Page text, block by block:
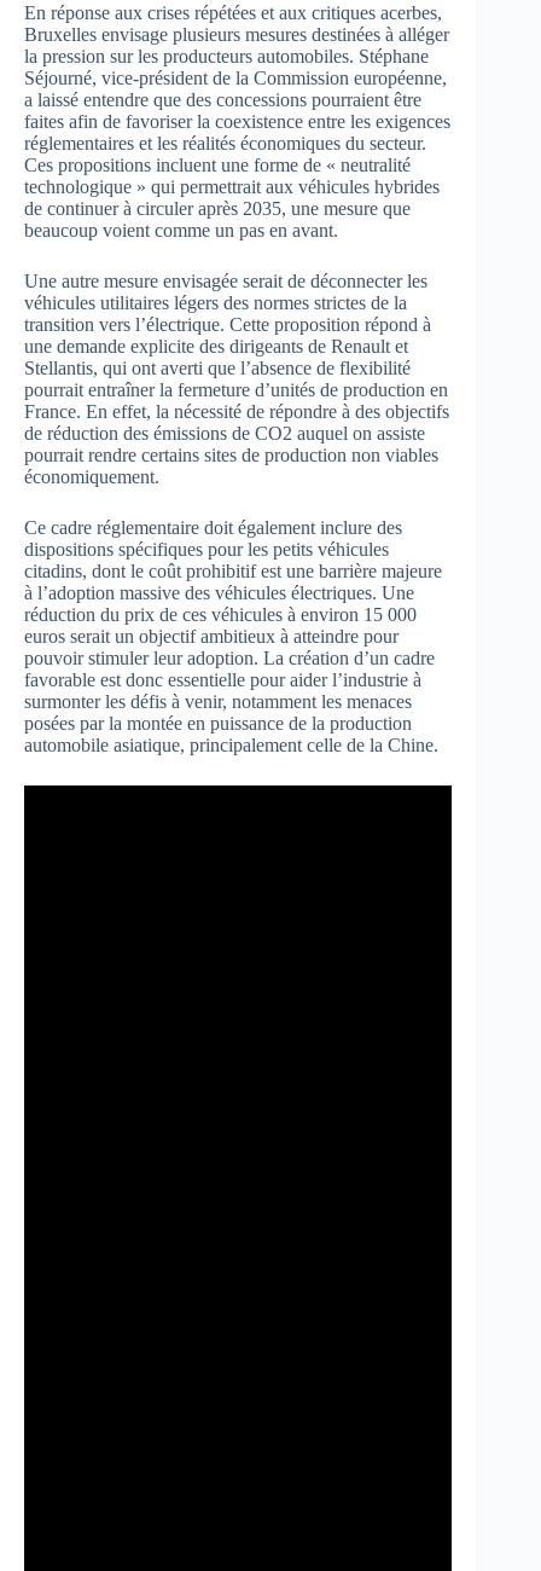
En réponse aux crises répétées et aux critiques acerbes,
Bruxelles envisage plusieurs mesures destinées à alléger
la pression sur les producteurs automobiles. Stéphane
Séjourné, vice-président de la Commission européenne,
a laissé entendre que des concessions pourraient être
faites afin de favoriser la coexistence entre les exigences
réglementaires et les réalités économiques du secteur.
Ces propositions incluent une forme de « neutralité
technologique » qui permettrait aux véhicules hybrides
de continuer à circuler après 2035, une mesure que
beaucoup voient comme un pas en avant.
Une autre mesure envisagée serait de déconnecter les
véhicules utilitaires légers des normes strictes de la
transition vers l’électrique. Cette proposition répond à
une demande explicite des dirigeants de Renault et
Stellantis, qui ont averti que l’absence de flexibilité
pourrait entraîner la fermeture d’unités de production en
France. En effet, la nécessité de répondre à des objectifs
de réduction des émissions de CO2 auquel on assiste
pourrait rendre certains sites de production non viables
économiquement.
Ce cadre réglementaire doit également inclure des
dispositions spécifiques pour les petits véhicules
citadins, dont le coût prohibitif est une barrière majeure
à l’adoption massive des véhicules électriques. Une
réduction du prix de ces véhicules à environ 15 000
euros serait un objectif ambitieux à atteindre pour
pouvoir stimuler leur adoption. La création d’un cadre
favorable est donc essentielle pour aider l’industrie à
surmonter les défis à venir, notamment les menaces
posées par la montée en puissance de la production
automobile asiatique, principalement celle de la Chine.